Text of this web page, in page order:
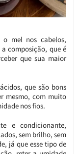
mel nos cabelos,
composição, que é
que sua maior
que são bons
mesmo, com muito
nos fios.
e condicionante,
sem brilho, sem
já que esse tipo de